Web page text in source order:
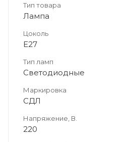
Тип товара
Лампа
Цоколь
E27
Тип ламп
Светодиодные
Маркировка
СДЛ
Напряжение, В.
220